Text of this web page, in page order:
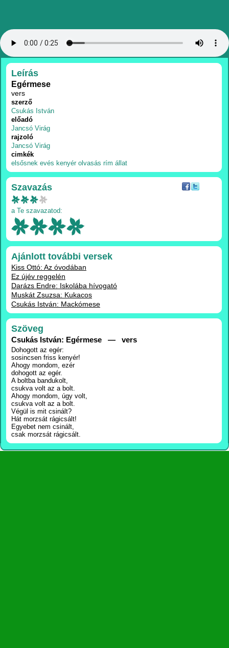
RÉSZLETEK
Leírás
Egérmese
vers
szerző
Csukás István
előadó
Jancsó Virág
rajzoló
Jancsó Virág
cimkék
elsősnek evés kenyér olvasás rím állat
Szavazás
a Te szavazatod:
Ajánlott további versek
Kiss Ottó: Az óvodában
Ez újév reggelén
Darázs Endre: Iskolába hívogató
Muskát Zsuzsa: Kukacos
Csukás István: Mackómese
Szöveg
Csukás István: Egérmese — vers
Dohogott az egér:
sosincsen friss kenyér!
Ahogy mondom, ezér
dohogott az egér.
A boltba bandukolt,
csukva volt az a bolt.
Ahogy mondom, úgy volt,
csukva volt az a bolt.
Végül is mit csinált?
Hát morzsát rágicsált!
Egyebet nem csinált,
csak morzsát rágicsált.